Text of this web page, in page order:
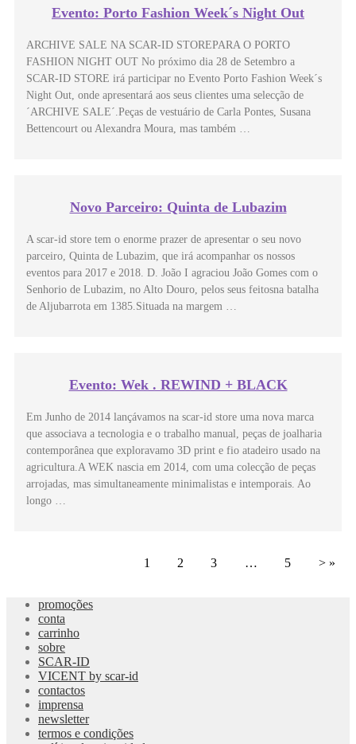
Evento: Porto Fashion Week´s Night Out
ARCHIVE SALE NA SCAR-ID STOREPARA O PORTO
FASHION NIGHT OUT No próximo dia 28 de Setembro a
SCAR-ID STORE irá participar no Evento Porto Fashion Week´s
Night Out, onde apresentará aos seus clientes uma selecção de
´ARCHIVE SALE´.Peças de vestuário de Carla Pontes, Susana
Bettencourt ou Alexandra Moura, mas também …
Novo Parceiro: Quinta de Lubazim
A scar-id store tem o enorme prazer de apresentar o seu novo
parceiro, Quinta de Lubazim, que irá acompanhar os nossos
eventos para 2017 e 2018. D. João I agraciou João Gomes com o
Senhorio de Lubazim, no Alto Douro, pelos seus feitosna batalha
de Aljubarrota em 1385.Situada na margem …
Evento: Wek . REWIND + BLACK
Em Junho de 2014 lançávamos na scar-id store uma nova marca
que associava a tecnologia e o trabalho manual, peças de joalharia
contemporânea que exploravamo 3D print e fio atadeiro usado na
agricultura.A WEK nascia em 2014, com uma colecção de peças
arrojadas, mas simultaneamente minimalistas e intemporais. Ao
longo …
1 2 3 … 5 > »
promoções
conta
carrinho
sobre
SCAR-ID
VICENT by scar-id
contactos
imprensa
newsletter
termos e condições